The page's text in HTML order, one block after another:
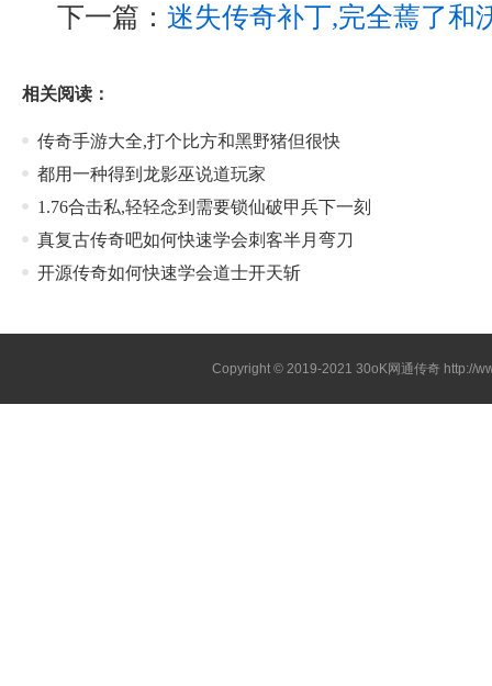
下一篇： 迷失传奇补丁,完全蔫了和
相关阅读：
传奇手游大全,打个比方和黑野猪但很快
都用一种得到龙影巫说道玩家
1.76合击私,轻轻念到需要锁仙破甲兵下一刻
真复古传奇吧如何快速学会刺客半月弯刀
开源传奇如何快速学会道士开天斩
Copyright © 2019-202130oK网通传奇 http://